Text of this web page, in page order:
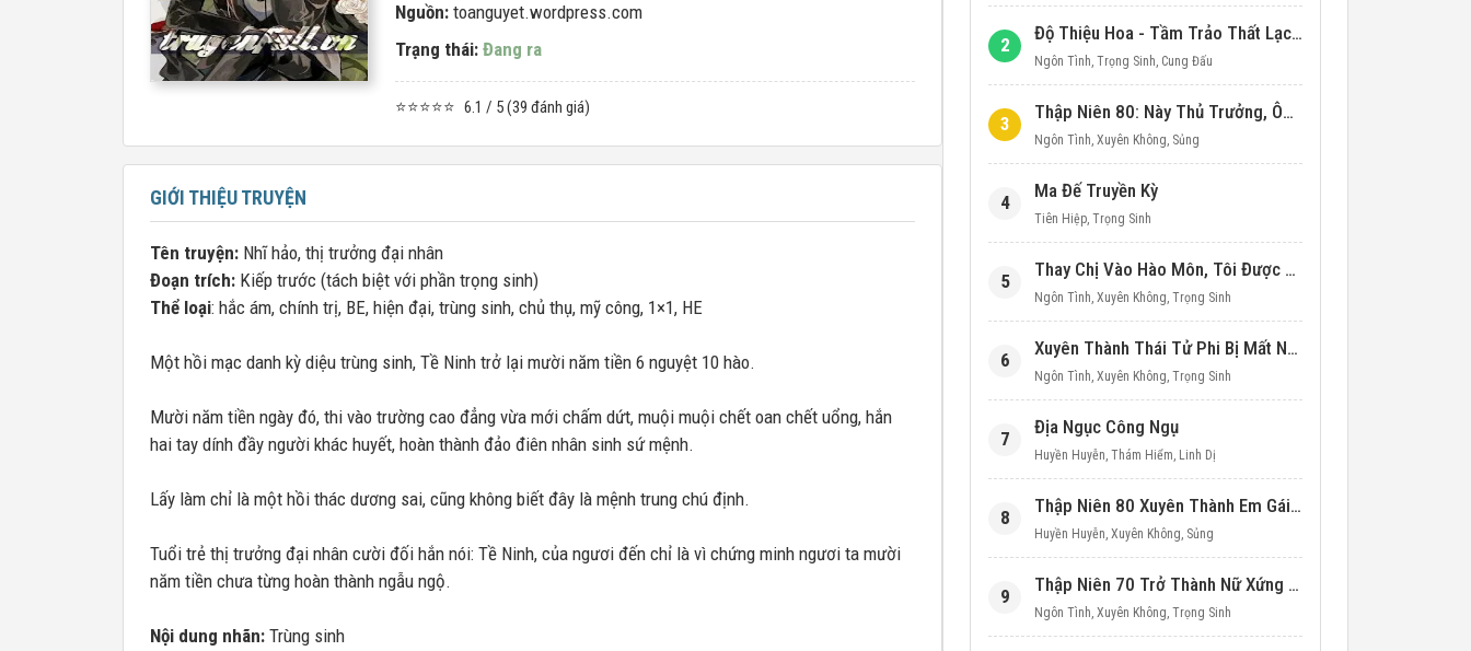
Nguồn: toanguyet.wordpress.com
Trạng thái: Đang ra
⭐⭐⭐⭐⭐ 6.1 / 5 (39 đánh giá)
GIỚI THIỆU TRUYỆN
Tên truyện: Nhĩ hảo, thị trưởng đại nhân
Đoạn trích: Kiếp trước (tách biệt với phần trọng sinh)
Thể loại: hắc ám, chính trị, BE, hiện đại, trùng sinh, chủ thụ, mỹ công, 1×1, HE
Một hồi mạc danh kỳ diệu trùng sinh, Tề Ninh trở lại mười năm tiền 6 nguyệt 10 hào.
Mười năm tiền ngày đó, thi vào trường cao đẳng vừa mới chấm dứt, muội muội chết oan chết uổng, hắn
hai tay dính đầy người khác huyết, hoàn thành đảo điên nhân sinh sứ mệnh.
Lấy làm chỉ là một hồi thác dương sai, cũng không biết đây là mệnh trung chú định.
Tuổi trẻ thị trưởng đại nhân cười đối hắn nói: Tề Ninh, của ngươi đến chỉ là vì chứng minh ngươi ta mười
năm tiền chưa từng hoàn thành ngẫu ngộ.
Nội dung nhãn: Trùng sinh
2
Độ Thiệu Hoa - Tầm Trảo Thất Lạc Đích Ái Tình
Ngôn Tình, Trọng Sinh, Cung Đấu
3
Thập Niên 80: Này Thủ Trưởng, Ôm Một Cái Đi!
Ngôn Tình, Xuyên Không, Sủng
4
Ma Đế Truyền Kỳ
Tiên Hiệp, Trọng Sinh
5
Thay Chị Vào Hào Môn, Tôi Được Cưng Chiều Hết Mực (Thập Niên 90)
Ngôn Tình, Xuyên Không, Trọng Sinh
6
Xuyên Thành Thái Tử Phi Bị Mất Nước
Ngôn Tình, Xuyên Không, Trọng Sinh
7
Địa Ngục Công Ngụ
Huyền Huyễn, Thám Hiểm, Linh Dị
8
Thập Niên 80 Xuyên Thành Em Gái Học Bá
Huyền Huyễn, Xuyên Không, Sủng
9
Thập Niên 70 Trở Thành Nữ Xứng Nuôi Con Làm Giàu
Ngôn Tình, Xuyên Không, Trọng Sinh